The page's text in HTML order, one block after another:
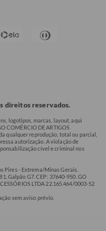
direitos reservados.
logotipos, marcas, layout, aqui
COMÉRCIO DE ARTIGOS
qualquer reprodução, total ou parcial,
autorização. A violação de
cível e criminal nos
Pires - Extrema/Minas Gerais.
Galpão G7. CEP: 37640-950. GO
LTDA 22.165.464/0003-52
sem aviso prévio.